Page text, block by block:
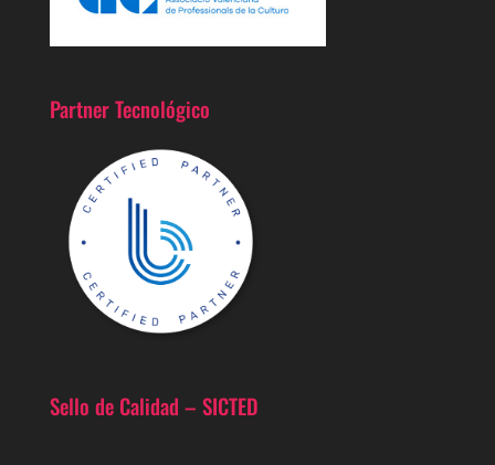
Partner Tecnológico
Sello de Calidad – SICTED